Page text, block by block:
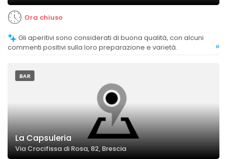
Ora chiuso
commenti positivi sulla loro preparazione e varietà.
»
BAR
La Capsuleria
Via Crocifissa di Rosa, 82, Brescia